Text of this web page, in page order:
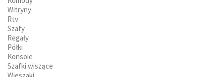
Witryny
Rtv
Szafy
Regały
Półki
Konsole
Szafki wiszące
Wieszaki